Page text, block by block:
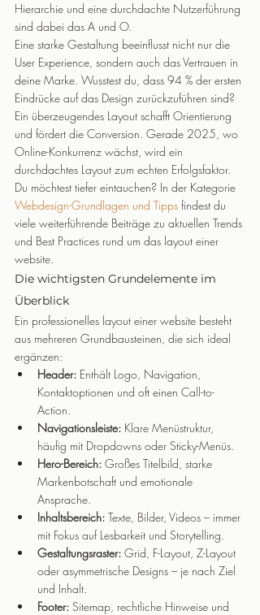
Hierarchie und eine durchdachte Nutzerführung
sind dabei das A und O.
Eine starke Gestaltung beeinflusst nicht nur die
User Experience, sondern auch das Vertrauen in
deine Marke. Wusstest du, dass 94 % der ersten
Eindrücke auf das Design zurückzuführen sind?
Ein überzeugendes Layout schafft Orientierung
und fördert die Conversion. Gerade 2025, wo
Online-Konkurrenz wächst, wird ein
durchdachtes Layout zum echten Erfolgsfaktor.
Du möchtest tiefer eintauchen? In der Kategorie
Webdesign-Grundlagen und Tipps findest du
viele weiterführende Beiträge zu aktuellen Trends
und Best Practices rund um das layout einer
website.
Die wichtigsten Grundelemente im
Überblick
Ein professionelles layout einer website besteht
aus mehreren Grundbausteinen, die sich ideal
ergänzen:
Header: Enthält Logo, Navigation,
Kontaktoptionen und oft einen Call-to-
Action.
Navigationsleiste: Klare Menüstruktur,
häufig mit Dropdowns oder Sticky-Menüs.
Hero-Bereich: Großes Titelbild, starke
Markenbotschaft und emotionale
Ansprache.
Inhaltsbereich: Texte, Bilder, Videos – immer
mit Fokus auf Lesbarkeit und Storytelling.
Gestaltungsraster: Grid, F-Layout, Z-Layout
oder asymmetrische Designs – je nach Ziel
und Inhalt.
Footer: Sitemap, rechtliche Hinweise und